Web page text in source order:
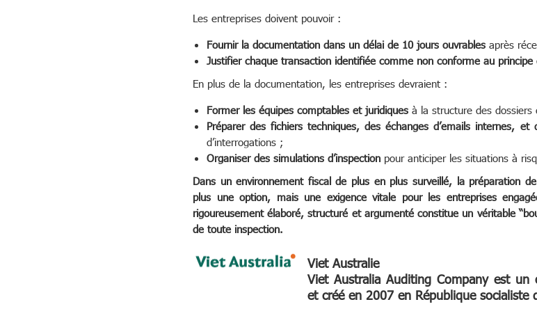
Les entreprises doivent pouvoir :
Fournir la documentation dans un délai de 10 jours ouvrables après
Justifier chaque transaction identifiée comme non conforme au principe
En plus de la documentation, les entreprises devraient :
Former les équipes comptables et juridiques à la structure des
Préparer des fichiers techniques, des échanges d’emails internes, et
d’interrogations ;
Organiser des simulations d’inspection pour anticiper les situations à
Dans un environnement fiscal de plus en plus surveillé, la préparation
plus une option, mais une exigence vitale pour les entreprises
rigoureusement élaboré, structuré et argumenté constitue un véritable
de toute inspection.
Viet Australie
Viet Australia Auditing Company est un
et créé en 2007 en République socialiste